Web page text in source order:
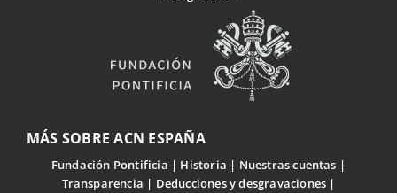
MÁS SOBRE ACN ESPAÑA
Fundación Pontificia Historia
Nuestras cuentas
Transparencia
Deducciones y desgravaciones